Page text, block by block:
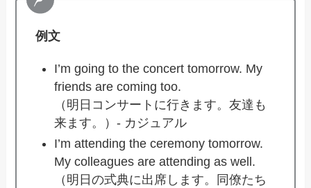
例文
I’m going to the concert tomorrow. My
friends are coming too.
（明日コンサートに行きます。友達も
来ます。）- カジュアル
I’m attending the ceremony tomorrow.
My colleagues are attending as well.
（明日の式典に出席します。同僚たち